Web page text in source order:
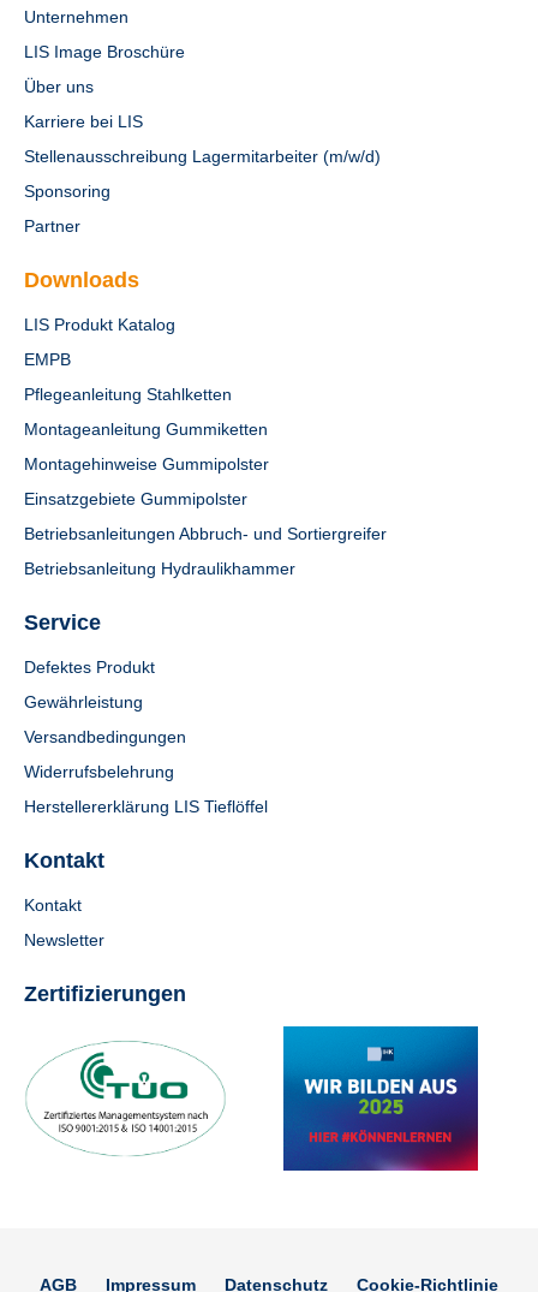
Unternehmen
LIS Image Broschüre
Über uns
Karriere bei LIS
Stellenausschreibung Lagermitarbeiter (m/w/d)
Sponsoring
Partner
Downloads
LIS Produkt Katalog
EMPB
Pflegeanleitung Stahlketten
Montageanleitung Gummiketten
Montagehinweise Gummipolster
Einsatzgebiete Gummipolster
Betriebsanleitungen Abbruch- und Sortiergreifer
Betriebsanleitung Hydraulikhammer
Service
Defektes Produkt
Gewährleistung
Versandbedingungen
Widerrufsbelehrung
Herstellererklärung LIS Tieflöffel
Kontakt
Kontakt
Newsletter
Zertifizierungen
AGB Impressum Datenschutz Cookie-Richtlinie